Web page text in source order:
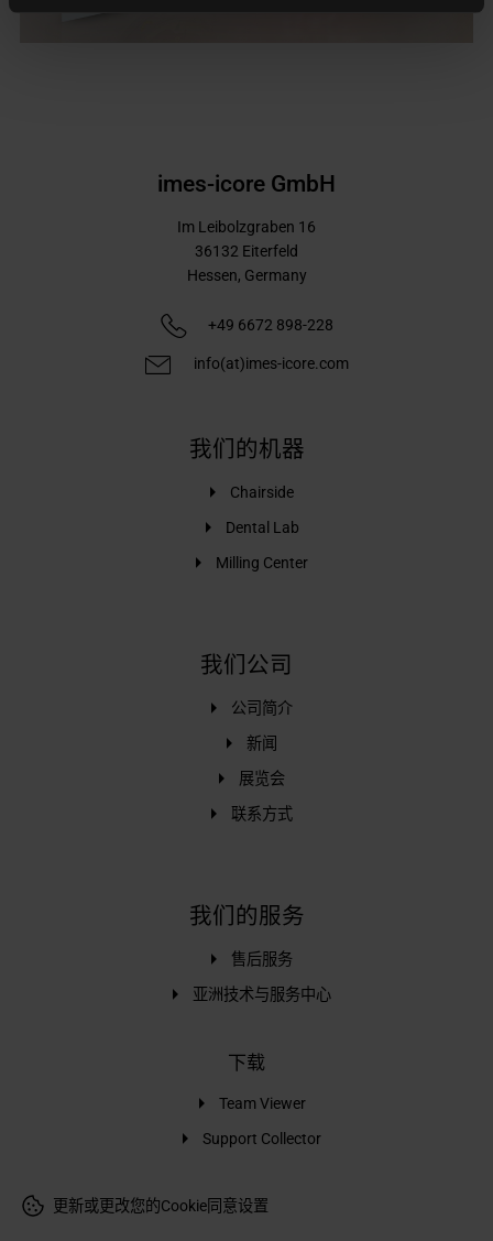
imes-icore GmbH
Im Leibolzgraben 16
36132 Eiterfeld
Hessen, Germany
+49 6672 898-228
info(at)imes-icore.com
我们的机器
Chairside
Dental Lab
Milling Center
我们公司
公司简介
新闻
展览会
联系方式
我们的服务
售后服务
亚洲技术与服务中心
下载
Team Viewer
Support Collector
更新或更改您的Cookie同意设置